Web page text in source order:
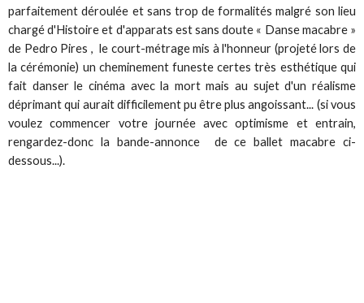
parfaitement déroulée et sans trop de formalités malgré son lieu
chargé d'Histoire et d'apparats est sans doute « Danse macabre »
de Pedro Pires , le court-métrage mis à l'honneur (projeté lors de
la cérémonie) un cheminement funeste certes très esthétique qui
fait danser le cinéma avec la mort mais au sujet d'un réalisme
déprimant qui aurait difficilement pu être plus angoissant... (si vous
voulez commencer votre journée avec optimisme et entrain,
rengardez-donc la bande-annonce de ce ballet macabre ci-
dessous...).